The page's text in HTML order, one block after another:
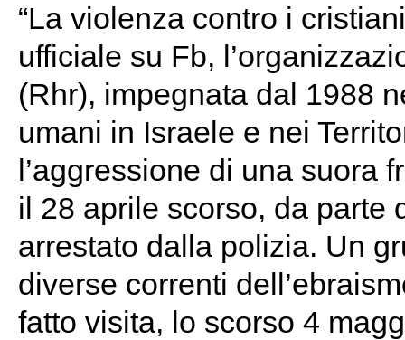
“La violenza contro i
ufficiale su Fb,
(Rhr), impegnata dal 1988
umani in Israele e nei
l’aggressione di una suora
il 28 aprile scorso, da parte
arrestato dalla polizia. Un
diverse correnti
fatto visita, lo scorso 4